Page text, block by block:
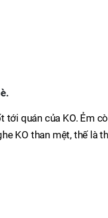
quán của KO. Ẻm
KO than mệt, thế là